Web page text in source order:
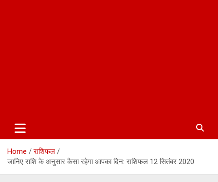
Home
राशिफल
जानिए राशि के अनुसार कैसा रहेगा आपका दिन: राशिफल 12 सितंबर 2020